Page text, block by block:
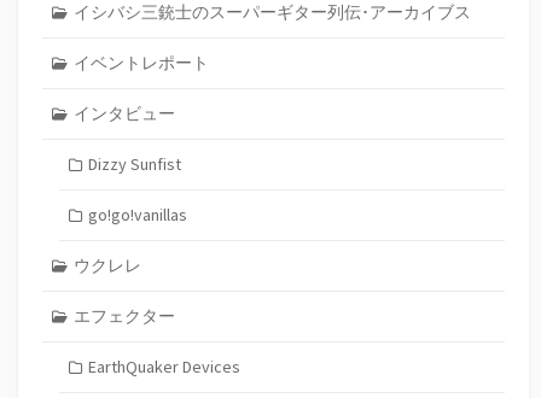
イシバシ三銃士のスーパーギター列伝･アーカイブス
イベントレポート
インタビュー
Dizzy Sunfist
go!go!vanillas
ウクレレ
エフェクター
EarthQuaker Devices